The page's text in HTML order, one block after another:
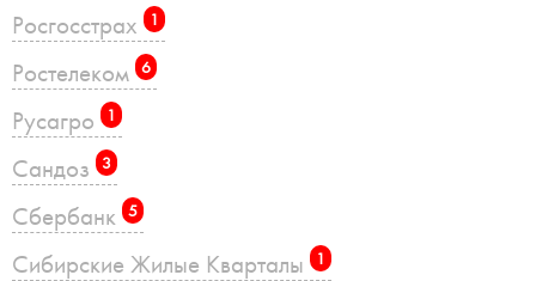
Росгосстрах 1
Ростелеком 6
Русагро 1
Сандоз 3
Сбербанк 5
Сибирские Жилые Кварталы 1